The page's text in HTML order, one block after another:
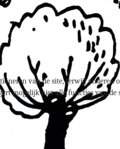
van de site, terwijl
mogelijk niet alle functies van de